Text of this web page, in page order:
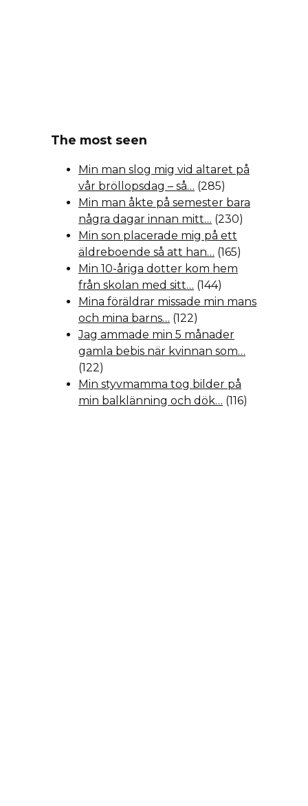
The most seen
Min man slog mig vid altaret på
vår bröllopsdag – så… (285)
Min man åkte på semester bara
några dagar innan mitt… (230)
Min son placerade mig på ett
äldreboende så att han… (165)
Min 10-åriga dotter kom hem
från skolan med sitt… (144)
Mina föräldrar missade min mans
och mina barns… (122)
Jag ammade min 5 månader
gamla bebis när kvinnan som…
(122)
Min styvmamma tog bilder på
min balklänning och dök… (116)